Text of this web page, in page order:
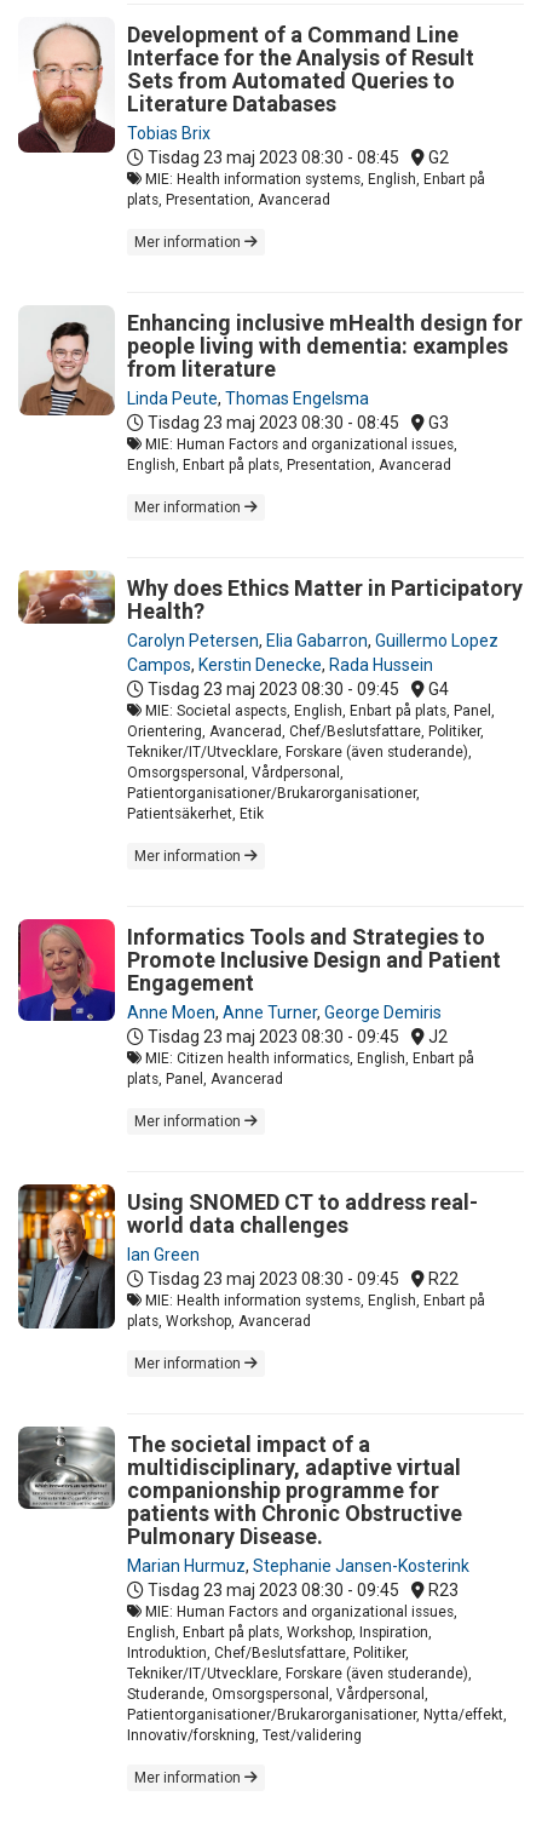
Development of a Command Line
Interface for the Analysis of Result
Sets from Automated Queries to
Literature Databases
Tobias Brix
Tisdag 23 maj 2023 08:30 - 08:45 G2
MIE: Health information systems, English, Enbart på
plats, Presentation, Avancerad
Mer information
Enhancing inclusive mHealth design for
people living with dementia: examples
from literature
Linda Peute, Thomas Engelsma
Tisdag 23 maj 2023 08:30 - 08:45 G3
MIE: Human Factors and organizational issues,
English, Enbart på plats, Presentation, Avancerad
Mer information
Why does Ethics Matter in Participatory
Health?
Carolyn Petersen, Elia Gabarron, Guillermo Lopez
Campos, Kerstin Denecke, Rada Hussein
Tisdag 23 maj 2023 08:30 - 09:45 G4
MIE: Societal aspects, English, Enbart på plats, Panel,
Orientering, Avancerad, Chef/Beslutsfattare, Politiker,
Tekniker/IT/Utvecklare, Forskare (även studerande),
Omsorgspersonal, Vårdpersonal,
Patientorganisationer/Brukarorganisationer,
Patientsäkerhet, Etik
Mer information
Informatics Tools and Strategies to
Promote Inclusive Design and Patient
Engagement
Anne Moen, Anne Turner, George Demiris
Tisdag 23 maj 2023 08:30 - 09:45 J2
MIE: Citizen health informatics, English, Enbart på
plats, Panel, Avancerad
Mer information
Using SNOMED CT to address real-
world data challenges
Ian Green
Tisdag 23 maj 2023 08:30 - 09:45 R22
MIE: Health information systems, English, Enbart på
plats, Workshop, Avancerad
Mer information
The societal impact of a
multidisciplinary, adaptive virtual
companionship programme for
patients with Chronic Obstructive
Pulmonary Disease.
Marian Hurmuz, Stephanie Jansen-Kosterink
Tisdag 23 maj 2023 08:30 - 09:45 R23
MIE: Human Factors and organizational issues,
English, Enbart på plats, Workshop, Inspiration,
Introduktion, Chef/Beslutsfattare, Politiker,
Tekniker/IT/Utvecklare, Forskare (även studerande),
Studerande, Omsorgspersonal, Vårdpersonal,
Patientorganisationer/Brukarorganisationer, Nytta/effekt,
Innovativ/forskning, Test/validering
Mer information